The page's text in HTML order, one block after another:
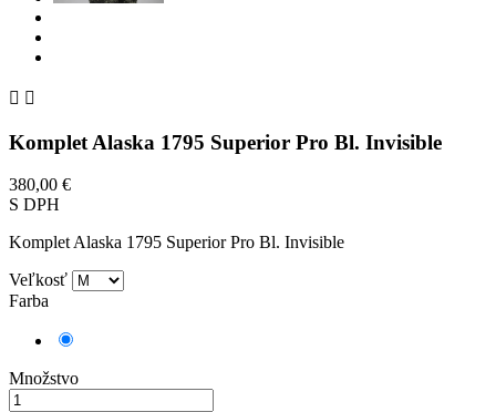
 
Komplet Alaska 1795 Superior Pro Bl. Invisible
380,00 €
S DPH
Komplet Alaska 1795 Superior Pro Bl. Invisible
Veľkosť
Farba
Množstvo